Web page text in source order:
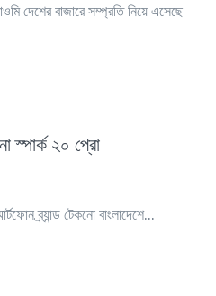
দেশের বাজারে সম্প্রতি নিয়ে এসেছে
স্পার্ক ২০ প্রো
ব্র্যান্ড টেকনো বাংলাদেশে...